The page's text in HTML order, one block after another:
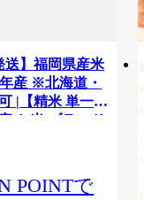
送】福岡県産米
産 ※北海道・
|【精米 単一米
お米 ブランド
CY009_01
POINTで